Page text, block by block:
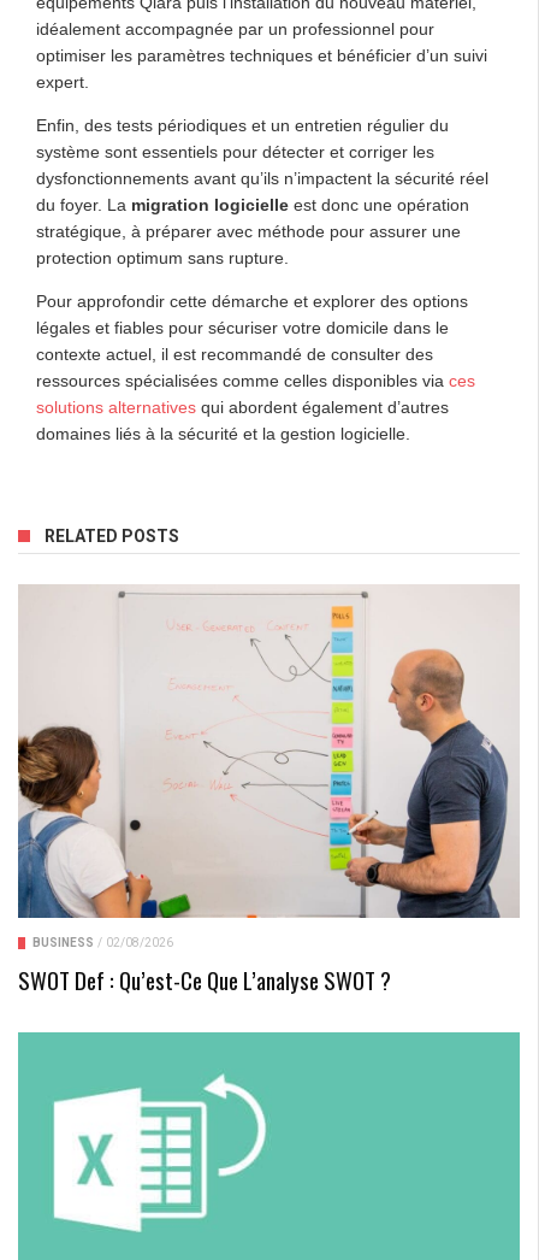
idéalement accompagnée par un professionnel pour
optimiser les paramètres techniques et bénéficier d’un suivi
expert.
Enfin, des tests périodiques et un entretien régulier du
système sont essentiels pour détecter et corriger les
dysfonctionnements avant qu’ils n’impactent la sécurité réel
du foyer. La migration logicielle est donc une opération
stratégique, à préparer avec méthode pour assurer une
protection optimum sans rupture.
Pour approfondir cette démarche et explorer des options
légales et fiables pour sécuriser votre domicile dans le
contexte actuel, il est recommandé de consulter des
ressources spécialisées comme celles disponibles via ces
solutions alternatives qui abordent également d’autres
domaines liés à la sécurité et la gestion logicielle.
RELATED POSTS
BUSINESS / 02/08/2026
SWOT Def : Qu’est-Ce Que L’analyse SWOT ?